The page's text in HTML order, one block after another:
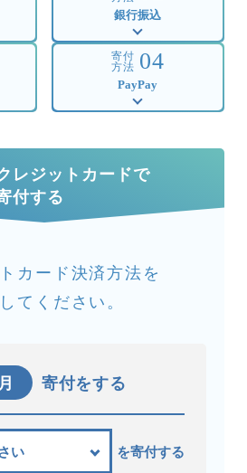
銀行振込
寄付
方法 04
PayPay
レジットカードで
付する
カード決済方法を
てください。
寄付をする
を寄付する